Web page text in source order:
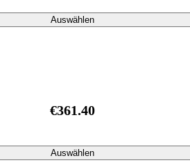
Auswählen
€361.40
Auswählen